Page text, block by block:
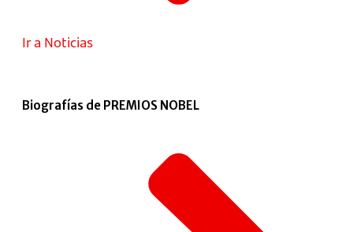
Ir a Noticias
Biografías de PREMIOS NOBEL